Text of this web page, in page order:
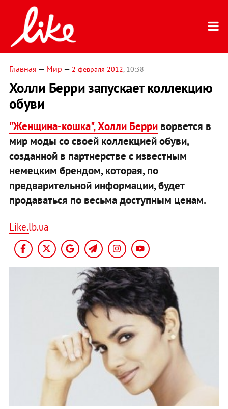
Главная — Мир — 2 февраля 2012, 10:38
Холли Берри запускает коллекцию
обуви
"Женщина-кошка", Холли Берриворвется в
мир моды со своей коллекцией обуви,
созданной в партнерстве с известным
немецким брендом, которая, по
предварительной информации, будет
продаваться по весьма доступным ценам.
Like.lb.ua